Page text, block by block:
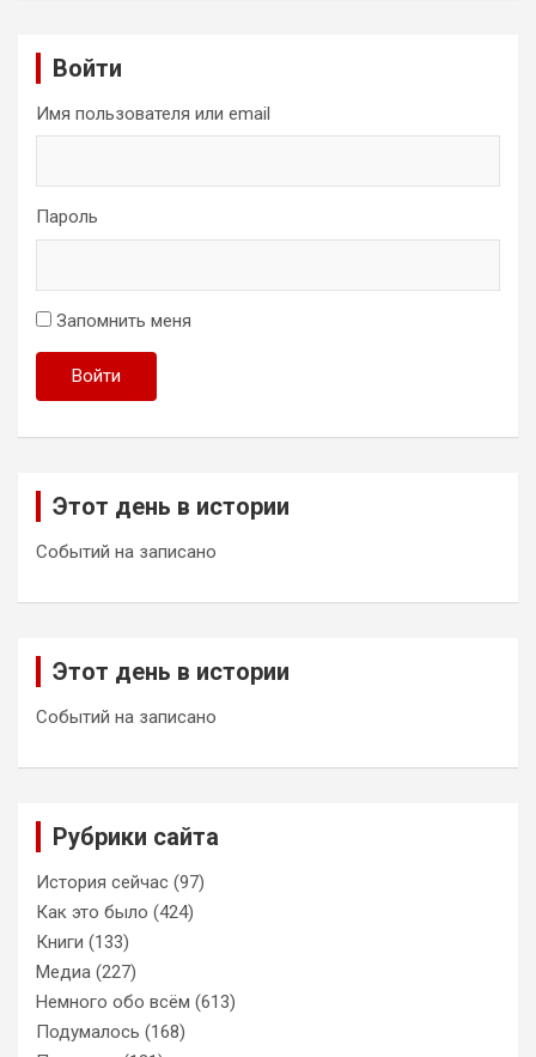
Войти
Имя пользователя или email
Пароль
Запомнить меня
Войти
Этот день в истории
Событий на записано
Этот день в истории
Событий на записано
Рубрики сайта
История сейчас (97)
Как это было (424)
Книги (133)
Медиа (227)
Немного обо всём (613)
Подумалось (168)